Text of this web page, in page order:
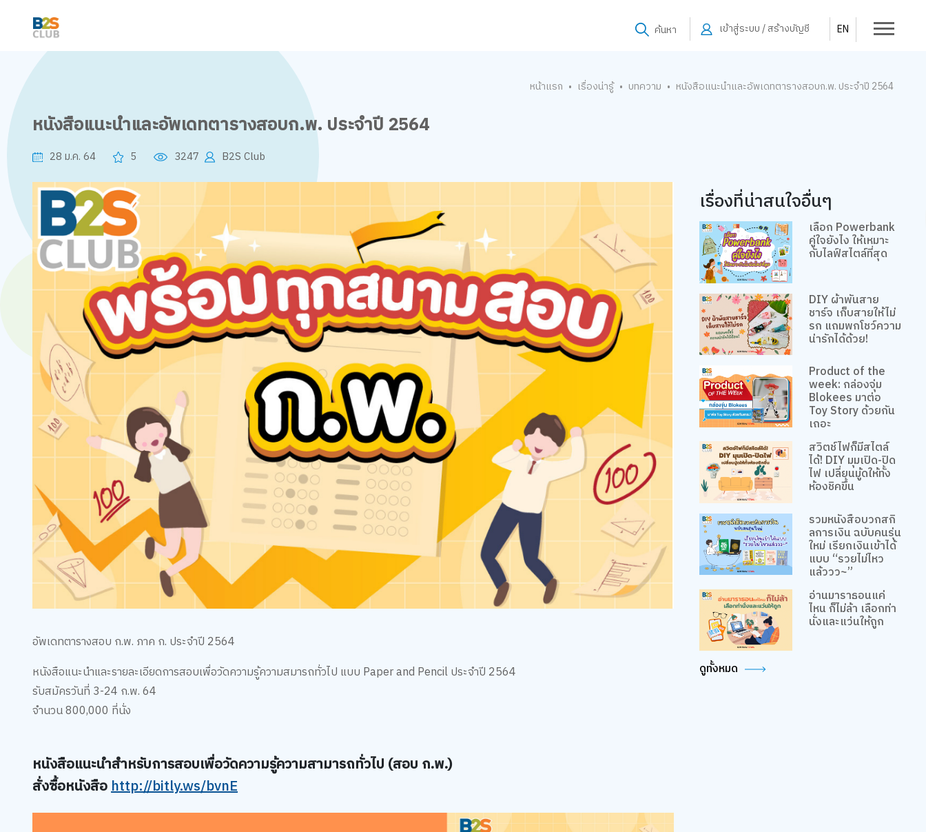
ค้นหา เข้าสู่ระบบ / สร้างบัญชี EN
หน้าแรก • เรื่องน่ารู้ • บทความ • หนังสือแนะนำและอัพเดทตารางสอบก.พ. ประจำปี 2564
หนังสือแนะนำและอัพเดทตารางสอบก.พ. ประจำปี 2564
28 ม.ค. 64 5 3247 B2S Club
อัพเดทตารางสอบ ก.พ. ภาค ก. ประจำปี 2564
หนังสือแนะนำและรายละเอียดการสอบเพื่อวัดความรู้ความสมารถทั่วไป แบบ Paper and Pencil ประจำปี 2564
รับสมัครวันที่ 3-24 ก.พ. 64
จำนวน 800,000 ที่นั่ง
หนังสือแนะนำสำหรับการสอบเพื่อวัดความรู้ความสามารถทั่วไป (สอบ ก.พ.)
สั่งซื้อหนังสือhttp://bitly.ws/bvnE
เรื่องที่น่าสนใจอื่นๆ
เลือก Powerbank
คู่ใจยังไง ให้เหมาะ
กับไลฟ์สไตล์ที่สุด
DIY ผ้าพันสาย
ชาร์จ เก็บสายให้ไม่
รก แถมพกโชว์ความ
น่ารักได้ด้วย!
Product of the
week: กล่องจุ่ม
Blokees มาต่อ
Toy Story ด้วยกัน
เถอะ
สวิตช์ไฟก็มีสไตล์
ได้! DIY มุมเปิด-ปิด
ไฟ เปลี่ยนมู้ดให้ทั้ง
ห้องชิคขึ้น
รวมหนังสือบวกสกิ
ลการเงิน ฉบับคนรุ่น
ใหม่ เรียกเงินเข้าได้
แบบ “รวยไม่ไหว
แล้ววว~”
อ่านมาราธอนแค่
ไหน ก็ไม่ล้า เลือกท่า
นั่งและแว่นให้ถูก
ดูทั้งหมด